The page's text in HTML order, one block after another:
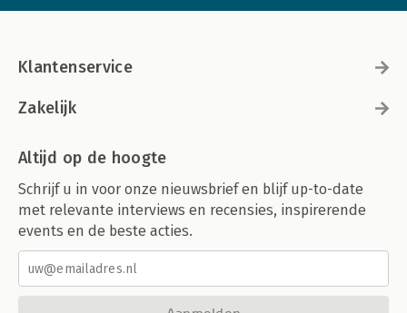
Klantenservice
Zakelijk
Altijd op de hoogte
Schrijf u in voor onze nieuwsbrief en blijf up-to-date
met relevante interviews en recensies, inspirerende
events en de beste acties.